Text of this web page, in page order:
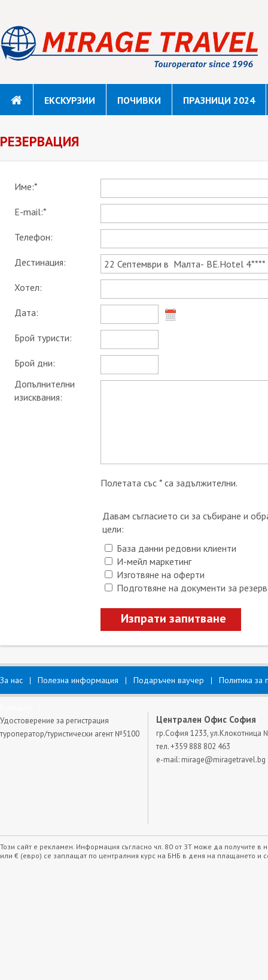
ЕКСКУРЗИИ ПОЧИВКИ ПРАЗНИЦИ 2024
РЕЗЕРВАЦИЯ
Име:*
E-mail:*
Телефон:
Дестинация:
Хотел:
Дата:
Брой туристи:
Брой дни:
Допълнителни
изисквания:
Полетата със * са задължителни.
Давам съгласието си за събиране и
цели:
База данни редовни клиенти
И-мейл маркетинг
Изготвяне на оферти
Подготвяне на документи за
Изпрати запитване
За нас Полезна информация Подаръчен ваучер Политика за
Удостоверение за регистрация
туроператор/туристически агент №5100
Централен Офис София
гр.София 1233, ул.Клокотница
тел. +359 888 802 463
e-mail: mirage@miragetravel.bg
Този сайт е рекламен. Информация съгласно чл. 80 от ЗТ може да получите
или € (евро) се заплащат по централния курс на БНБ в деня на плащането и